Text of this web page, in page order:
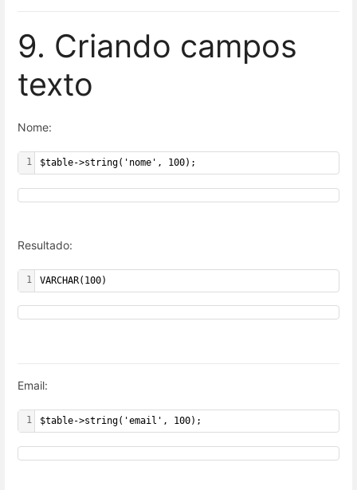
9. Criando campos
texto
Nome:
1 $table->string('nome', 100);
Resultado:
1 VARCHAR(100)
Email:
1 $table->string('email', 100);